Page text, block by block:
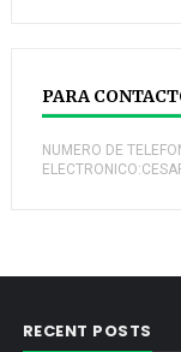
PARA
NUMERO DE
RECENT POSTS